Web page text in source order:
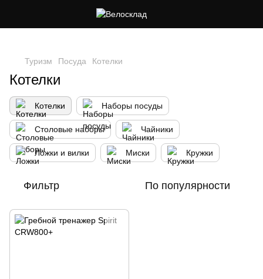
Туризм Посуда Котелки
Котелки
Котелки Наборы посуды
Столовые наборы Чайники
Ложки и вилки Миски Кружки
Фильтр По популярности